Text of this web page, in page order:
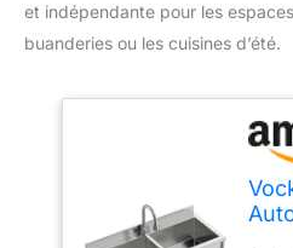
et indépendante pour les
buanderies ou les cuisines d’été.